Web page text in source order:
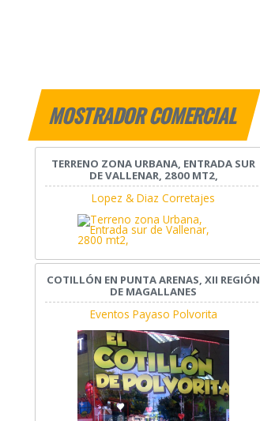
MOSTRADOR COMERCIAL
TERRENO ZONA URBANA, ENTRADA SUR
DE VALLENAR, 2800 MT2,
Lopez & Diaz Corretajes
COTILLÓN EN PUNTA ARENAS, XII REGIÓN
DE MAGALLANES
Eventos Payaso Polvorita